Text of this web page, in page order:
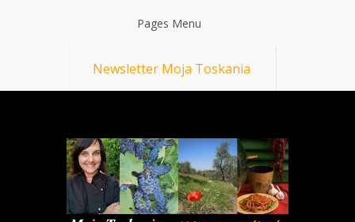
Pages Menu
Newsletter Moja Toskania